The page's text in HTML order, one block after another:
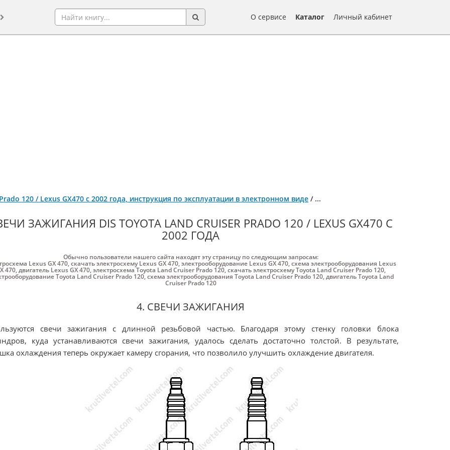
О сервисе Каталог Личный кабинет
120 / Lexus GX470 с 2002 года, инструкция по эксплуатации в электронном виде / ...
ЗАЖИГАНИЯ DIS TOYOTA LAND CRUISER PRADO 120 / LEXUS GX470 С
2002 ГОДА
Обычно пользователи нашего сайта находят эту страницу по следующим запросам:
Lexus GX 470,скачать электросхему Lexus GX 470,электрооборудование Lexus GX 470,схема электрооборудования Lexus
470,двигатель Lexus GX 470,электросхема Toyota Land Cruiser Prado 120,скачать электросхему Toyota Land Cruiser Prado 120,
Toyota Land Cruiser Prado 120,схема электрооборудования Toyota Land Cruiser Prado 120,двигатель Toyota Land
Cruiser Prado 120
4. СВЕЧИ ЗАЖИГАНИЯ
свечи зажигания с длинной резьбовой частью. Благодаря этому стенку головки блока
куда устанавливаются свечи зажигания, удалось сделать достаточно толстой. В результате,
охлаждения теперь окружает камеру сгорания, что позволило улучшить охлаждение двигателя.